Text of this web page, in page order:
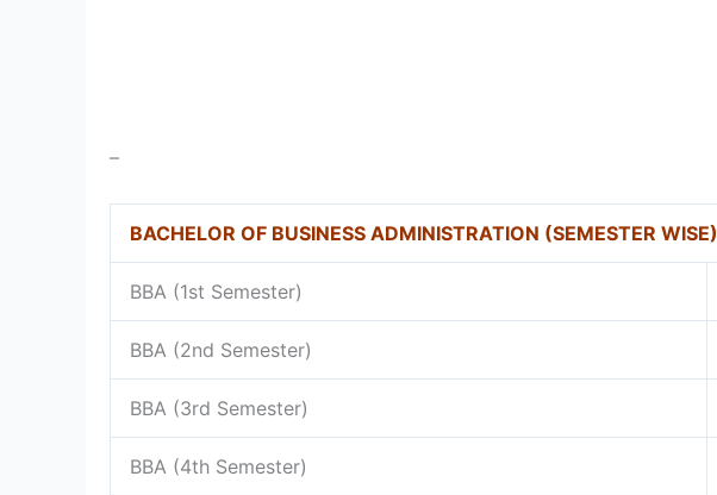
–
BACHELOR OF BUSINESS ADMINISTRATION (SEMESTER WISE)
BBA (1st Semester)
BBA (2nd Semester)
BBA (3rd Semester)
BBA (4th Semester)